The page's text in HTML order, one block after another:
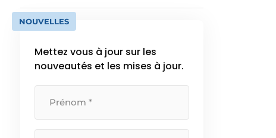
NOUVELLES
Mettez vous à jour sur les
nouveautés et les mises à jour.